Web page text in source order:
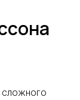
сложного